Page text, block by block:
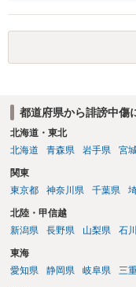
です。Googleは電話番号
も特定可能になるよう、
です。さらにいえば、利
ある程度対象者を特定で
都道府県から誹謗中傷
北海道・東北
北海道
青森県 岩手県 宮
関東
東京都
神奈川県 千葉県
北陸・甲信越
新潟県
長野県 山梨県 石
東海
愛知県
静岡県 岐阜県 三